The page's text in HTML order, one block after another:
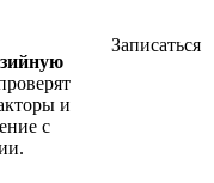
и
с
Записаться